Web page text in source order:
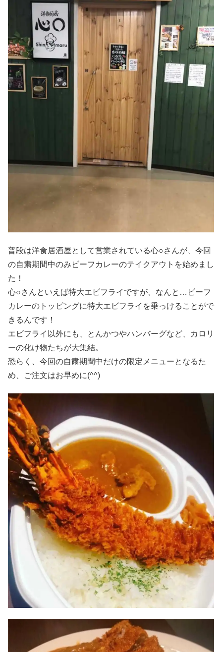
普段は洋食居酒屋として営業されている心○さんが、今回
の自粛期間中のみビーフカレーのテイクアウトを始めまし
た！
心○さんといえば特大エビフライですが、なんと…ビーフ
カレーのトッピングに特大エビフライを乗っけることがで
きるんです！
エビフライ以外にも、とんかつやハンバーグなど、カロリ
ーの化け物たちが大集結。
恐らく、今回の自粛期間中だけの限定メニューとなるた
め、ご注文はお早めに(^^)